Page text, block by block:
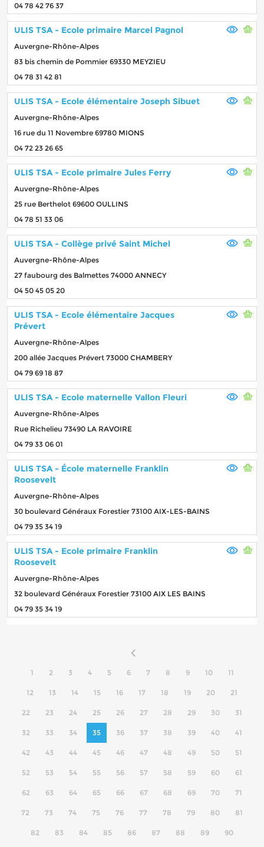
04 78 42 76 37
ULIS TSA - Ecole primaire Marcel Pagnol
Auvergne-Rhône-Alpes
83 bis chemin de Pommier 69330 MEYZIEU
04 78 31 42 81
ULIS TSA - Ecole élémentaire Joseph Sibuet
Auvergne-Rhône-Alpes
16 rue du 11 Novembre 69780 MIONS
04 72 23 26 65
ULIS TSA - Ecole primaire Jules Ferry
Auvergne-Rhône-Alpes
25 rue Berthelot 69600 OULLINS
04 78 51 33 06
ULIS TSA - Collège privé Saint Michel
Auvergne-Rhône-Alpes
27 faubourg des Balmettes 74000 ANNECY
04 50 45 05 20
ULIS TSA - Ecole élémentaire Jacques
Prévert
Auvergne-Rhône-Alpes
200 allée Jacques Prévert 73000 CHAMBERY
04 79 69 18 87
ULIS TSA - Ecole maternelle Vallon Fleuri
Auvergne-Rhône-Alpes
Rue Richelieu 73490 LA RAVOIRE
04 79 33 06 01
ULIS TSA - École maternelle Franklin
Roosevelt
Auvergne-Rhône-Alpes
30 boulevard Généraux Forestier 73100 AIX-LES-BAINS
04 79 35 34 19
ULIS TSA - Ecole primaire Franklin
Roosevelt
Auvergne-Rhône-Alpes
32 boulevard Généraux Forestier 73100 AIX LES BAINS
04 79 35 34 19
1 2 3 4 5 6 7 8 9 10 11
12 13 14 15 16 17 18 19 20 21
22 23 24 25 26 27 28 29 30 31
32 33 34 35 36 37 38 39 40 41
42 43 44 45 46 47 48 49 50 51
52 53 54 55 56 57 58 59 60 61
62 63 64 65 66 67 68 69 70 71
72 73 74 75 76 77 78 79 80 81
82 83 84 85 86 87 88 89 90